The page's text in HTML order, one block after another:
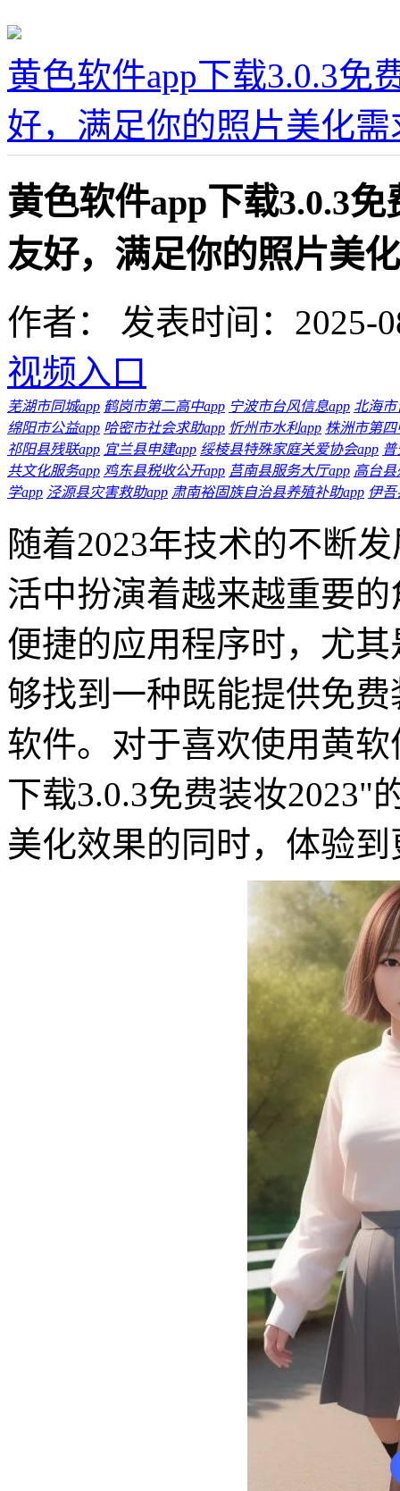
黄色软件app下载3.0.3免
好，满足你的照片美化需
黄色软件app下载3.0.3
友好，满足你的照片美
作者：
发表时间：2025-
视频入口
芜湖市同城app 鹤岗市第二高中app 宁波市台风信息app 北海市
绵阳市公益app 哈密市社会求助app 忻州市水利app 株洲市第四
祁阳县残联app 宜兰县申建app 绥棱县特殊家庭关爱协会app
共文化服务app 鸡东县税收公开app 莒南县服务大厅app 高台县
学app 泾源县灾害救助app 肃南裕固族自治县养殖补助app 伊
随着2023年技术的不断
活中扮演着越来越重要
便捷的应用程序时，尤
够找到一种既能提供免
软件。对于喜欢使用黄
下载3.0.3免费装妆2023"
美化效果的同时，体验